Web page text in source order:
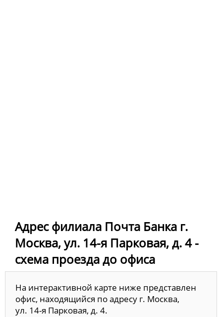
Адрес филиала Почта Банка г.
Москва, ул. 14-я Парковая, д. 4 -
схема проезда до офиса
На интерактивной карте ниже представлен
офис, находящийся по адресу г. Москва,
ул. 14-я Парковая, д. 4.